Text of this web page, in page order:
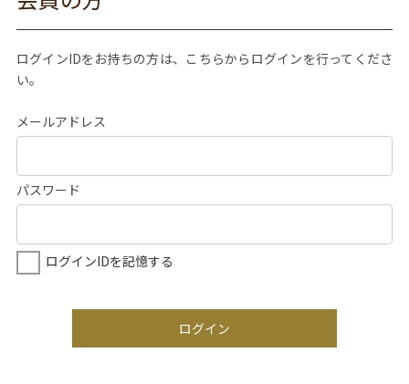
ログインIDをお持ちの方は、こちらからログインを行ってくださ
い。
メールアドレス
パスワード
ログインIDを記憶する
ログイン